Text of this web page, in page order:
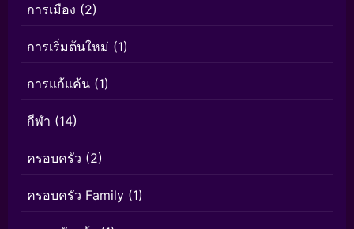
การเมือง (2)
การเริ่มต้นใหม่ (1)
การแก้แค้น (1)
กีฬา (14)
ครอบครัว (2)
ครอบครัว Family (1)